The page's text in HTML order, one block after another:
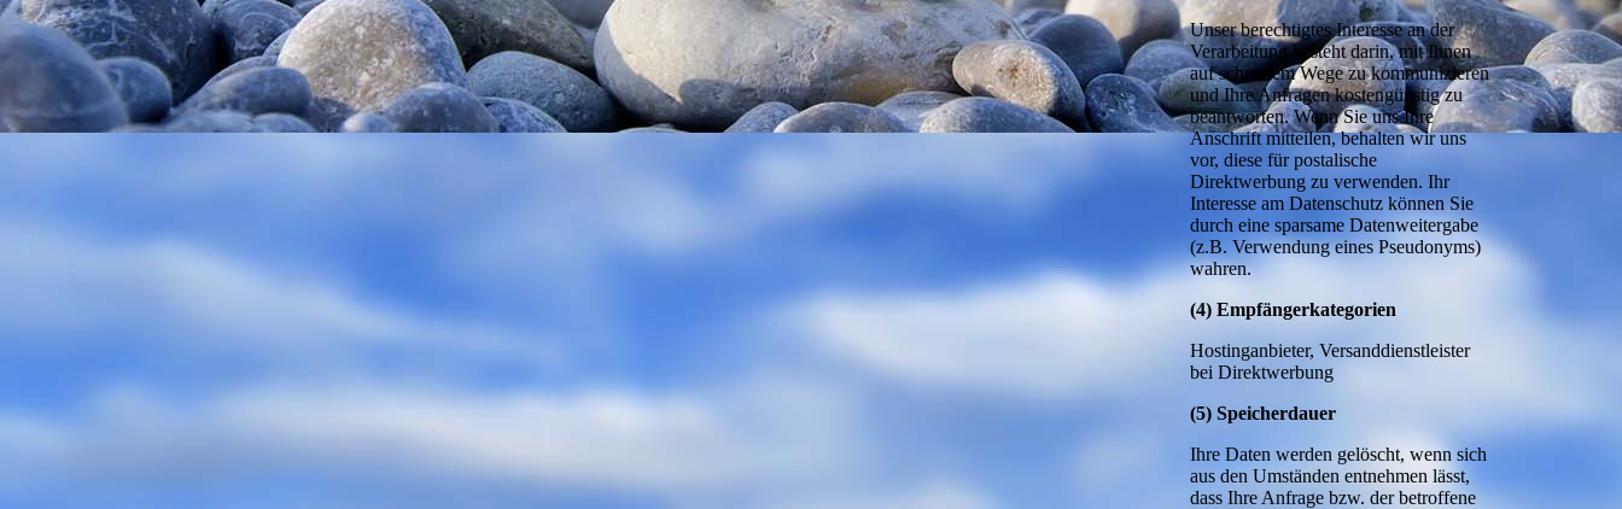
Unser berechtigtes Interesse an der
Verarbeitung besteht darin, mit Ihnen
auf schnellem Wege zu kommunizieren
und Ihre Anfragen kostengünstig zu
beantworten. Wenn Sie uns Ihre
Anschrift mitteilen, behalten wir uns
vor, diese für postalische
Direktwerbung zu verwenden. Ihr
Interesse am Datenschutz können Sie
durch eine sparsame Datenweitergabe
(z.B. Verwendung eines Pseudonyms)
wahren.
(4) Empfängerkategorien
Hostinganbieter, Versanddienstleister
bei Direktwerbung
(5) Speicherdauer
Ihre Daten werden gelöscht, wenn sich
aus den Umständen entnehmen lässt,
dass Ihre Anfrage bzw. der betroffene